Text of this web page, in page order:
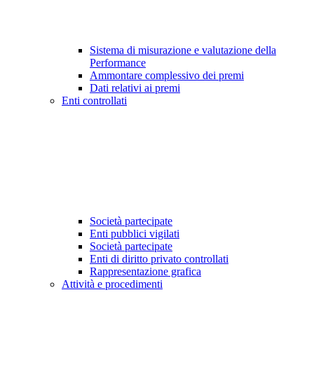
Sistema di misurazione e valutazione della
Performance
Ammontare complessivo dei premi
Dati relativi ai premi
Enti controllati
Società partecipate
Enti pubblici vigilati
Società partecipate
Enti di diritto privato controllati
Rappresentazione grafica
Attività e procedimenti